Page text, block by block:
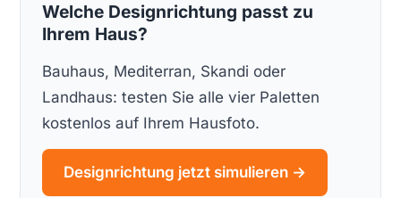
Welche Designrichtung passt zu
Ihrem Haus?
Bauhaus, Mediterran, Skandi oder
Landhaus: testen Sie alle vier Paletten
kostenlos auf Ihrem Hausfoto.
Designrichtung jetzt simulieren →